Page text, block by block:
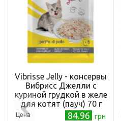
Vibrisse Jelly - консервы
Вибрисс Джелли с
куриной грудкой в желе
для котят (пауч) 70 г
(C1018991)
Цена 84.96 грн